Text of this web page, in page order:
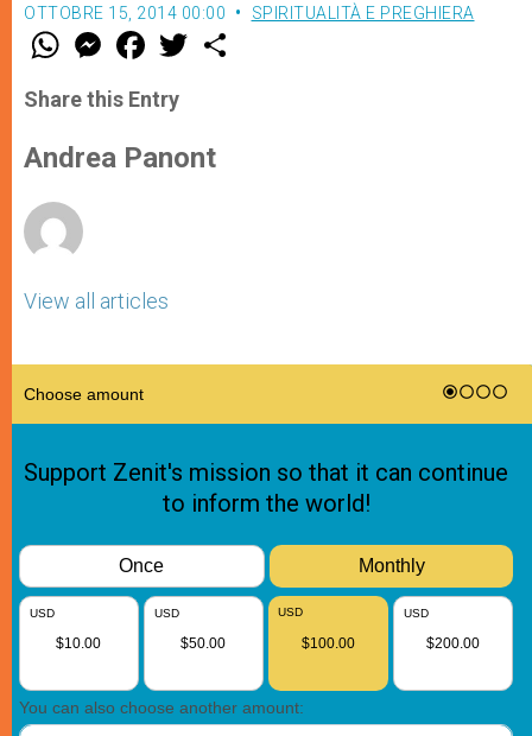
OTTOBRE 15, 2014 00:00 SPIRITUALITÀ E PREGHIERA
W
t
s
p
p
M
e
s
e
g
e
F
a
e
b
o
k
w
r
Share this Entry
Andrea Panont
View all articles